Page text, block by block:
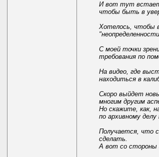
И вот тут встает
чтобы быть в
Хотелось, чтобы
С моей точки
требования по
На видео, где
находиться в
Скоро выйдет
многим другим
Но скажите, как,
по архивному
Получается, что
сделать.
А вот со стороны